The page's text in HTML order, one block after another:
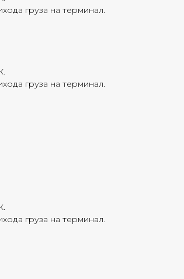
груза на терминал.
груза на терминал.
груза на терминал.